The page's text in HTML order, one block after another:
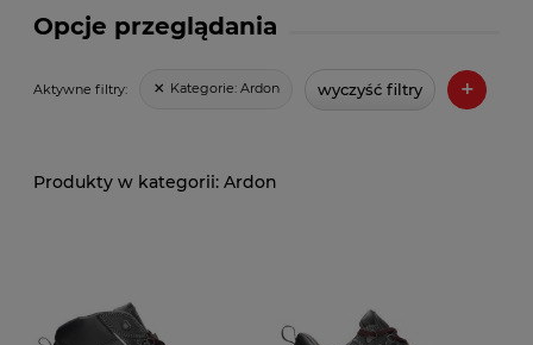
Opcje przeglądania
Aktywne filtry: Kategorie: Ardon wyczyść filtry +
Ardon